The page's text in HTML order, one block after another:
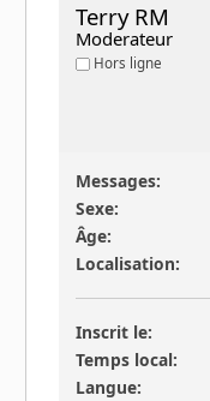
Terry RM
Moderateur
Hors ligne
Messages:
Sexe:
Âge:
Localisation:
Inscrit le:
Temps local:
Langue: